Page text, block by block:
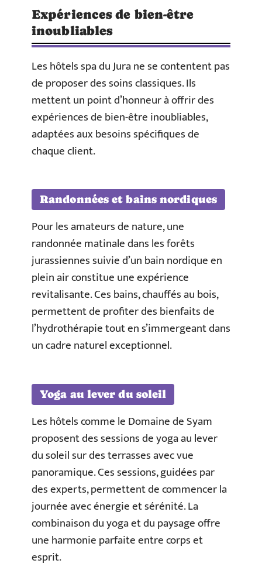
Expériences de bien-être
inoubliables
Les hôtels spa du Jura ne se contentent pas
de proposer des soins classiques. Ils
mettent un point d’honneur à offrir des
expériences de bien-être inoubliables,
adaptées aux besoins spécifiques de
chaque client.
Randonnées et bains nordiques
Pour les amateurs de nature, une
randonnée matinale dans les forêts
jurassiennes suivie d’un bain nordique en
plein air constitue une expérience
revitalisante. Ces bains, chauffés au bois,
permettent de profiter des bienfaits de
l’hydrothérapie tout en s’immergeant dans
un cadre naturel exceptionnel.
Yoga au lever du soleil
Les hôtels comme le Domaine de Syam
proposent des sessions de yoga au lever
du soleil sur des terrasses avec vue
panoramique. Ces sessions, guidées par
des experts, permettent de commencer la
journée avec énergie et sérénité. La
combinaison du yoga et du paysage offre
une harmonie parfaite entre corps et
esprit.